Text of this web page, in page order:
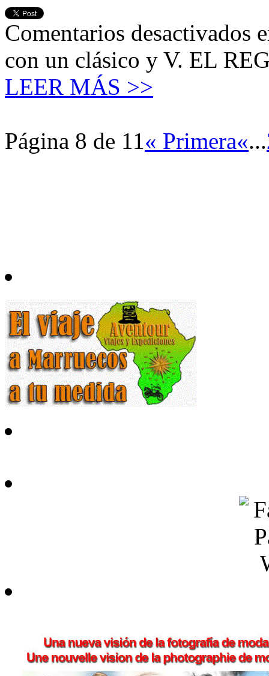
Comentarios desactivados
con un clásico y V. EL
LEER MÁS >>
Página 8 de 11« Primera«...